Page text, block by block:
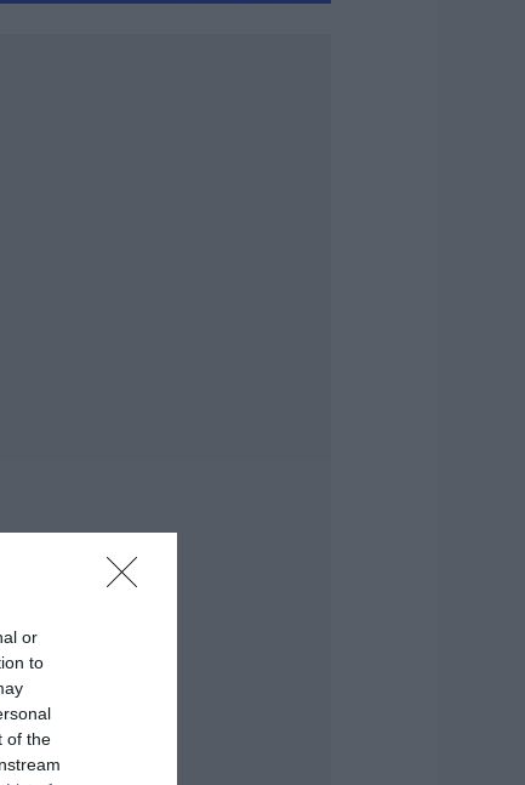
or
to
of the
Διακοπή
αύριο
| 09:40
τις διακοπές
και κρασί
στέκι